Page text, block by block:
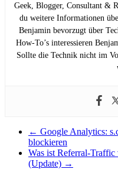
Geek, Blogger, Consultant &
du weitere Informationen
Benjamin bevorzugt über
How-To’s interessieren
Sollte die Technik nicht im
← Google Analytics:
blockieren
Was ist Referral-Traffic
(Update) →